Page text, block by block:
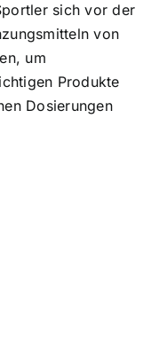
sich vor der
von
um
Produkte
Dosierungen